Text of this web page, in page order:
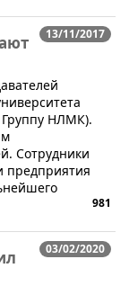
13/11/2017
Группу НЛМК).
Сотрудники
предприятия
981
03/02/2020